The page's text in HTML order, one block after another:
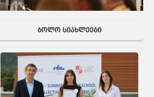
ᲑᲝᲚᲝ ᲡᲘᲐᲮᲚᲔᲔᲑᲘ